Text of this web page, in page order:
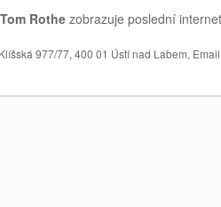
Tom Rothe zobrazuje poslední
977/77, 400 01 Ústí nad Labem,